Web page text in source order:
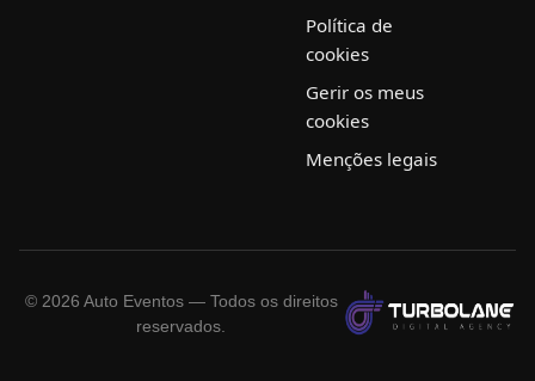
Política de
cookies
Gerir os meus
cookies
Menções legais
© 2026 Auto Eventos — Todos os direitos
reservados.